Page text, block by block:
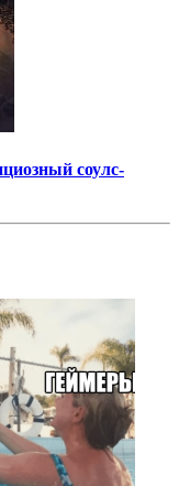
соулс-